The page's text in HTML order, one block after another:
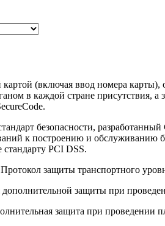
картой (включая ввод номера
в каждой стране присутствия, а
безопасности,
к построению и
стандарту PCI DSS.
защиты транспортного
защиты при
защита при проведении